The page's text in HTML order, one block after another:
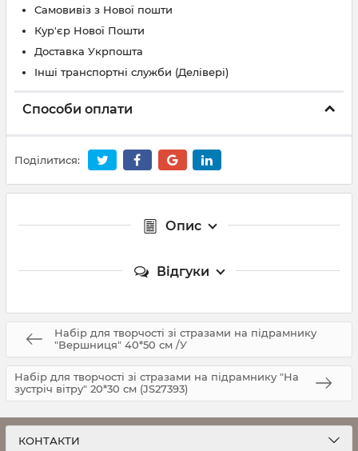
Самовивіз з Нової пошти
Кур'єр Нової Пошти
Доставка Укрпошта
Інші транспортні служби (Делівері)
Способи оплати
Поділитися:
Опис
Відгуки
Набір для творчості зі стразами на підрамнику
"Вершниця" 40*50 см /У
Набір для творчості зі стразами на підрамнику "На
зустріч вітру" 20*30 см (JS27393)
КОНТАКТИ